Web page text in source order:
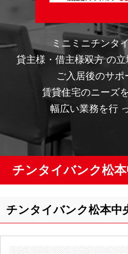
ミニミニチンタ
貸主様・借主様双方 の
ご入居後のサポ
賃貸住宅のニーズ
幅広い業務を行
チンタイバンク松
チンタイバンク松本中